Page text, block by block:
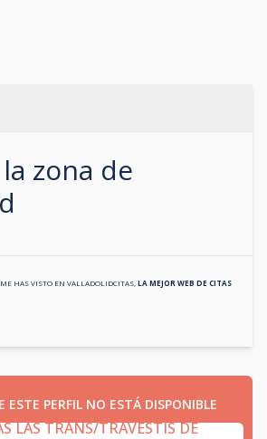
zona de
HAS VISTO EN VALLADOLIDCITAS LA MEJOR WEB DE CITAS
ESTE PERFIL NO ESTÁ DISPONIBLE
LAS TRANS/TRAVESTIS DE